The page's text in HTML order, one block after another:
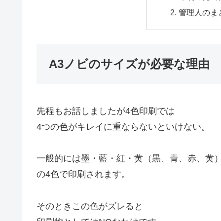
管理人のま
A3ノビのサイズが必要な理由
先程もお話しましたが4色印刷では
4つの色がキレイに重ならないといけない。
一般的には墨・藍・紅・黄（黒、青、赤、黄
の4色で印刷されます。
そのときこの色がズレると